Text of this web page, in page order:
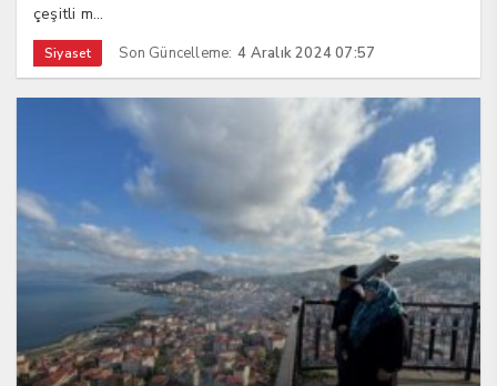
çeşitli m...
Siyaset Son Güncelleme: 4 Aralık 2024 07:57